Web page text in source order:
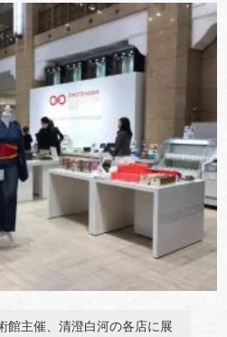
館主催、清澄白河の各店に展